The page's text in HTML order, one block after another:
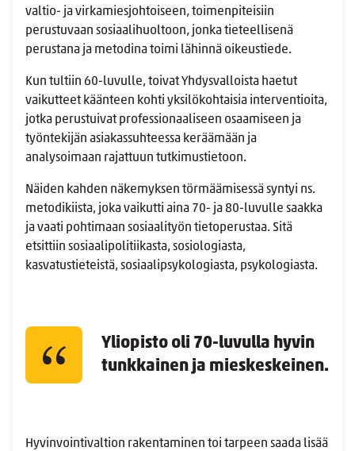
valtio- ja virkamiesjohtoiseen, toimenpiteisiin
perustuvaan sosiaalihuoltoon, jonka tieteellisenä
perustana ja metodina toimi lähinnä oikeustiede.
Kun tultiin 60-luvulle, toivat Yhdysvalloista haetut
vaikutteet käänteen kohti yksilökohtaisia interventioita,
jotka perustuivat professionaaliseen osaamiseen ja
työntekijän asiakassuhteessa keräämään ja
analysoimaan rajattuun tutkimustietoon.
Näiden kahden näkemyksen törmäämisessä syntyi ns.
metodikiista, joka vaikutti aina 70- ja 80-luvulle saakka
ja vaati pohtimaan sosiaalityön tietoperustaa. Sitä
etsittiin sosiaalipolitiikasta, sosiologiasta,
kasvatustieteistä, sosiaalipsykologiasta, psykologiasta.
Yliopisto oli 70-luvulla hyvin
tunkkainen ja mieskeskeinen.
Hyvinvointivaltion rakentaminen toi tarpeen saada lisää